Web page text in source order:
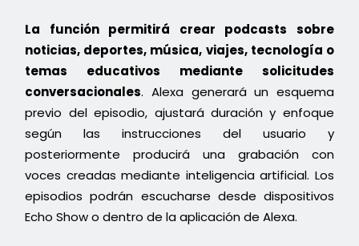
La función permitirá crear podcasts sobre
noticias, deportes, música, viajes, tecnología o
temas educativos mediante solicitudes
conversacionales. Alexa generará un esquema
previo del episodio, ajustará duración y enfoque
según las instrucciones del usuario y
posteriormente producirá una grabación con
voces creadas mediante inteligencia artificial. Los
episodios podrán escucharse desde dispositivos
Echo Show o dentro de la aplicación de Alexa.